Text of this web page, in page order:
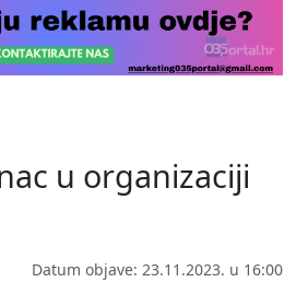
u organizaciji
Datum objave: 23.11.2023. u 16:00